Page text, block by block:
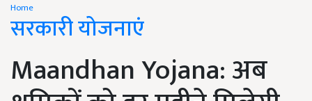
Home
सरकारी योजनाएं
Maandhan Yojana: अब